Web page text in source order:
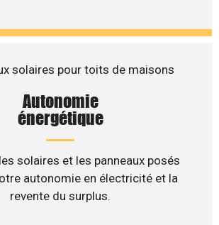
Autonomie
énergétique
solaires et les panneaux posés
autonomie en électricité et la
revente du surplus.